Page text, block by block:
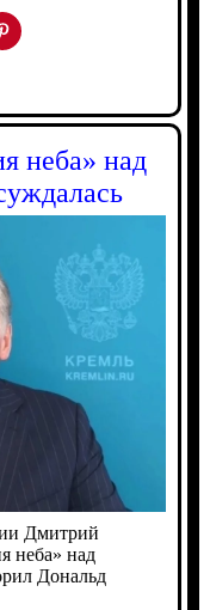
неба» над
Дмитрий
неба» над
Дональд